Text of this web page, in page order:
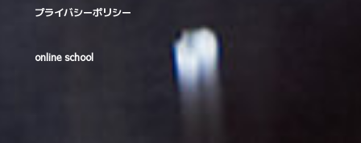
プライバシーポリシー
online school